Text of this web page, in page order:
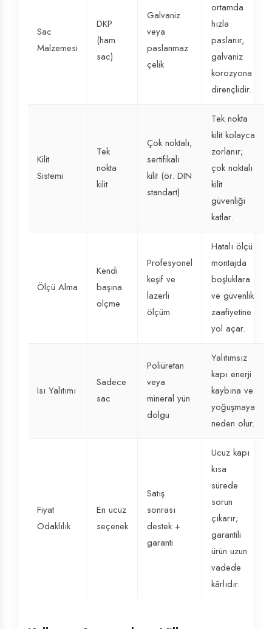
Sac
Malzemesi
DKP
(ham
sac)
Galvaniz
veya
paslanmaz
çelik
ortamda
hızla
paslanır,
galvaniz
korozyona
dirençlidir.
Kilit
Sistemi
Tek
nokta
kilit
Çok noktalı,
sertifikalı
kilit (ör. DIN
standart)
Tek nokta
kilit kolayca
zorlanır;
çok noktalı
kilit
güvenliği
katlar.
Ölçü Alma
Kendi
başına
ölçme
Profesyonel
keşif ve
lazerli
ölçüm
Hatalı ölçü
montajda
boşluklara
ve güvenlik
zaafiyetine
yol açar.
Isı Yalıtımı
Sadece
sac
Poliüretan
veya
mineral yün
dolgu
Yalıtımsız
kapı enerji
kaybına ve
yoğuşmaya
neden olur.
Fiyat
Odaklılık
En ucuz
seçenek
Satış
sonrası
destek +
garanti
Ucuz kapı
kısa
sürede
sorun
çıkarır;
garantili
ürün uzun
vadede
kârlıdır.